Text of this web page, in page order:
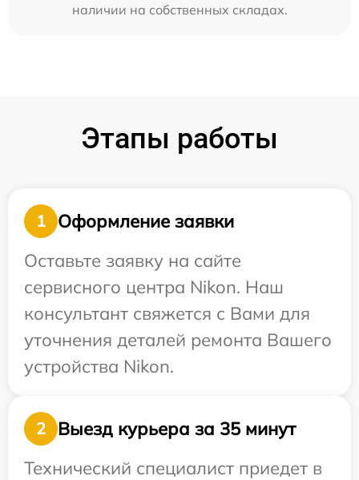
наличии на собственных складах.
Этапы работы
1
Оформление заявки
Оставьте заявку на сайте
сервисного центра Nikon. Наш
консультант свяжется с Вами для
уточнения деталей ремонта Вашего
устройства Nikon.
2
Выезд курьера за 35 минут
Технический специалист приедет в